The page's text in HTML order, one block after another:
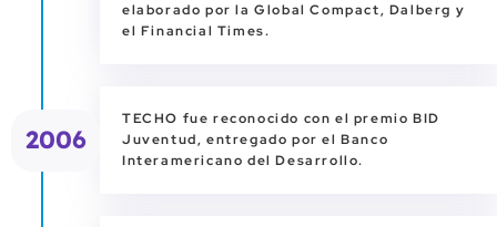
elaborado por la Global Compact, Dalberg y
el Financial Times.
TECHO fue reconocido con el premio BID
Juventud, entregado por el Banco
Interamericano del Desarrollo.
2006